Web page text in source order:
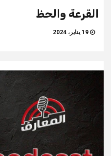
القرعة والحظ